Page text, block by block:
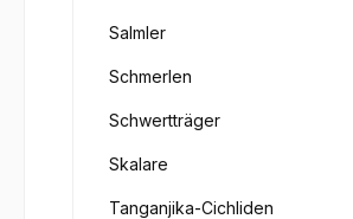
Salmler
Schmerlen
Schwertträger
Skalare
Tanganjika-Cichliden